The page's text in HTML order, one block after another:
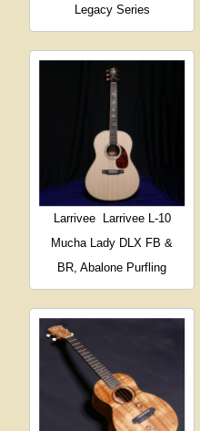
Legacy Series
Larrivee
Larrivee L-10
Mucha Lady DLX FB &
BR, Abalone Purfling